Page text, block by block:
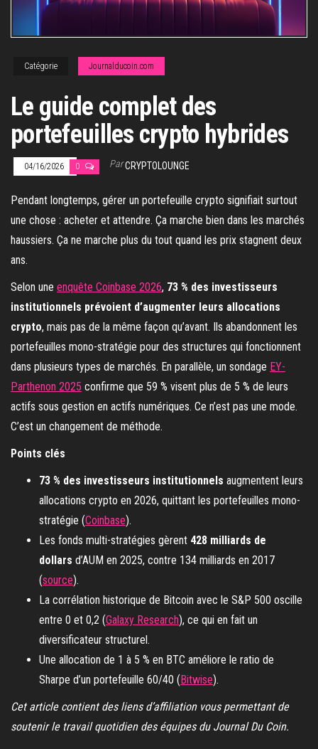
Catégorie Journalducoin.com
Le guide complet des
portefeuilles crypto hybrides
04/16/2026 0 ParCRYPTOLOUNGE
Pendant longtemps, gérer un portefeuille crypto signifiait surtout
une chose : acheter et attendre. Ça marche bien dans les marchés
haussiers. Ça ne marche plus du tout quand les prix stagnent deux
ans.
Selon une enquête Coinbase 2026, 73 % des investisseurs
institutionnels prévoient d’augmenter leurs allocations
crypto, mais pas de la même façon qu’avant. Ils abandonnent les
portefeuilles mono-stratégie pour des structures qui fonctionnent
dans plusieurs types de marchés. En parallèle, un sondage EY-
Parthenon 2025 confirme que 59 % visent plus de 5 % de leurs
actifs sous gestion en actifs numériques. Ce n’est pas une mode.
C’est un changement de méthode.
Points clés
73 % des investisseurs institutionnels augmentent leurs
allocations crypto en 2026, quittant les portefeuilles mono-
stratégie (Coinbase).
Les fonds multi-stratégies gèrent 428 milliards de
dollars d’AUM en 2025, contre 134 milliards en 2017
(source).
La corrélation historique de Bitcoin avec le S&P 500 oscille
entre 0 et 0,2 (Galaxy Research), ce qui en fait un
diversificateur structurel.
Une allocation de 1 à 5 % en BTC améliore le ratio de
Sharpe d’un portefeuille 60/40 (Bitwise).
Cet article contient des liens d’affiliation vous permettant de
soutenir le travail quotidien des équipes du Journal Du Coin.